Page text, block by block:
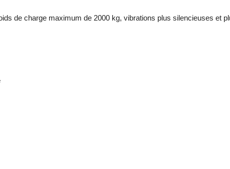
de charge maximum de 2000 kg, vibrations plus silencieuses et